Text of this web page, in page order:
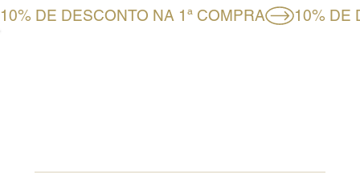
10% DE DESCONTO NA 1ª COMPRA